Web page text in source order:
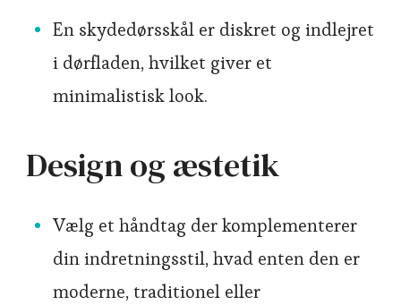
En skydedørsskål er diskret og indlejret
i dørfladen, hvilket giver et
minimalistisk look.
Design og æstetik
Vælg et håndtag der komplementerer
din indretningsstil, hvad enten den er
moderne, traditionel eller